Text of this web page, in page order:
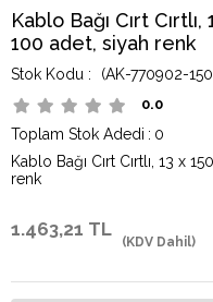
Kablo Bağı Cırt
100 adet, siyah renk
(AK-770902-
0.0
Toplam Stok Adedi : 0
Kablo Bağı Cırt Cırtlı, 13 x
renk
1.463,21 TL
(KDV Dahil)